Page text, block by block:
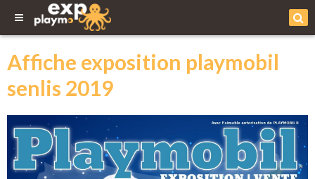
Affiche exposition playmobil
senlis 2019